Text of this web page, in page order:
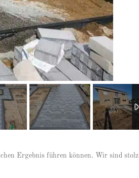
Ergebnis führen können. Wir sind stolz